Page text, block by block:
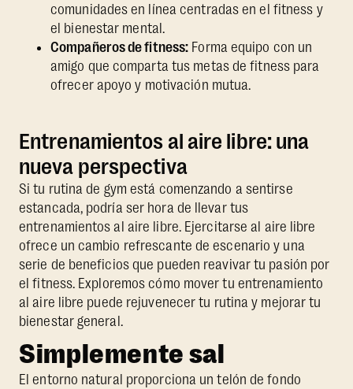
comunidades en línea centradas en el fitness y
el bienestar mental.
Compañeros de fitness: Forma equipo con un
amigo que comparta tus metas de fitness para
ofrecer apoyo y motivación mutua.
Entrenamientos al aire libre: una
nueva perspectiva
Si tu rutina de gym está comenzando a sentirse
estancada, podría ser hora de llevar tus
entrenamientos al aire libre. Ejercitarse al aire libre
ofrece un cambio refrescante de escenario y una
serie de beneficios que pueden reavivar tu pasión por
el fitness. Exploremos cómo mover tu entrenamiento
al aire libre puede rejuvenecer tu rutina y mejorar tu
bienestar general.
Simplemente sal
El entorno natural proporciona un telón de fondo